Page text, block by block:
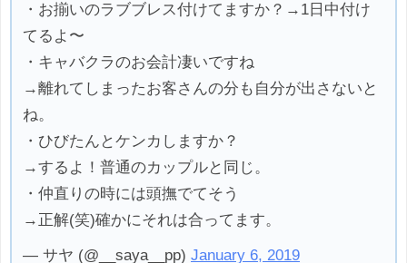
・お揃いのラブブレス付けてますか？→1日中付け
てるよ〜
・キャバクラのお会計凄いですね
→離れてしまったお客さんの分も自分が出さないと
ね。
・ひびたんとケンカしますか？
→するよ！普通のカップルと同じ。
・仲直りの時には頭撫でてそう
→正解(笑)確かにそれは合ってます。
— サヤ (@__saya__pp) January 6, 2019